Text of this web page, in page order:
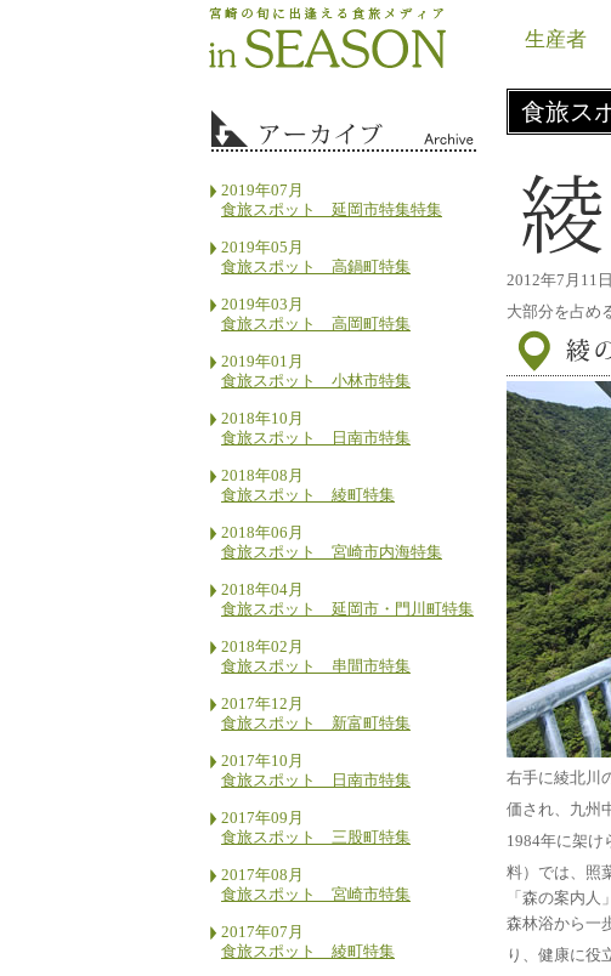
生産者
2019年07月
食旅スポット 延岡市特集特集
2019年05月
食旅スポット 高鍋町特集
2019年03月
食旅スポット 高岡町特集
2019年01月
食旅スポット 小林市特集
2018年10月
食旅スポット 日南市特集
2018年08月
食旅スポット 綾町特集
2018年06月
食旅スポット 宮崎市内海特集
2018年04月
食旅スポット 延岡市・門川町特集
2018年02月
食旅スポット 串間市特集
2017年12月
食旅スポット 新富町特集
2017年10月
食旅スポット 日南市特集
2017年09月
食旅スポット 三股町特集
2017年08月
食旅スポット 宮崎市特集
2017年07月
食旅スポット 綾町特集
食旅ス
2012年7月11
大部分を占め
右手に綾北川
価され、九州
1984年に架け
料）では、照
「森の案内
森林浴から一
り、健康に役